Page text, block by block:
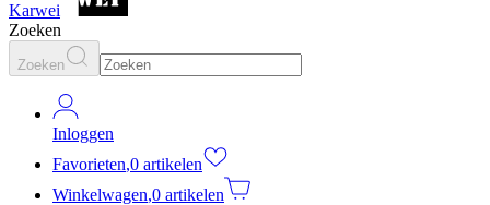
Karwei
Zoeken
Zoeken
Inloggen
Favorieten,0 artikelen
Winkelwagen,0 artikelen